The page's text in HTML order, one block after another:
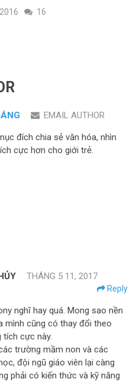
16
EMAIL AUTHOR
đích chia sẻ văn hóa, nhìn
cực hơn cho giới trẻ.
THÁNG 5 11, 2017
Reply
nghĩ hay quá. Mong sao nền
mình cũng có thay đổi theo
tích cực này.
trường mầm non và các
đội ngũ giáo viên lại càng
phải có kiến thức và kỹ năng